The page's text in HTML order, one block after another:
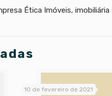
Ética Imóveis,
10 de fevereiro de 2021